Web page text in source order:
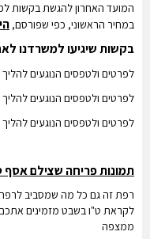
המועד האחרון להגשת בקשות
במחיר הראשוני, כפי שפורסם,
בקשות שיגיעו למשרדנו
לפרטים ולטפסים הנוגעים
לפרטים ולטפסים הנוגעים
לפרטים ולטפסים הנוגעים
תמונות פריחה שצילם אסף
רפת זה גם כל מה שמסביב
לקראת ט"ו בשבט מזמינים
ממצפה